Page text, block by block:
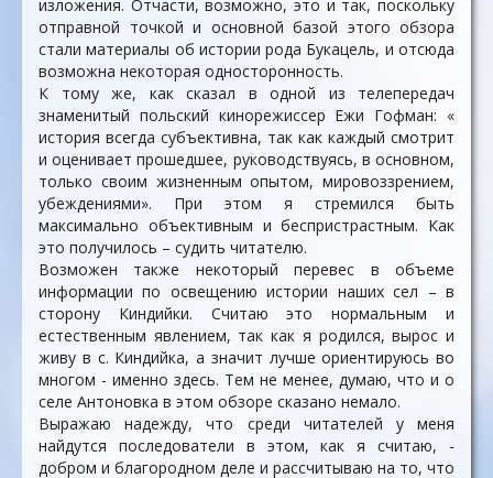
изложения. Отчасти, возможно, это и так, поскольку
отправной точкой и основной базой этого обзора
стали материалы об истории рода Букацель, и отсюда
возможна некоторая односторонность.
К тому же, как сказал в одной из телепередач
знаменитый польский кинорежиссер Ежи Гофман: «
история всегда субъективна, так как каждый смотрит
и оценивает прошедшее, руководствуясь, в основном,
только своим жизненным опытом, мировоззрением,
убеждениями». При этом я стремился быть
максимально объективным и беспристрастным. Как
это получилось – судить читателю.
Возможен также некоторый перевес в объеме
информации по освещению истории наших сел – в
сторону Киндийки. Считаю это нормальным и
естественным явлением, так как я родился, вырос и
живу в с. Киндийка, а значит лучше ориентируюсь во
многом - именно здесь. Тем не менее, думаю, что и о
селе Антоновка в этом обзоре сказано немало.
Выражаю надежду, что среди читателей у меня
найдутся последователи в этом, как я считаю, -
добром и благородном деле и рассчитываю на то, что